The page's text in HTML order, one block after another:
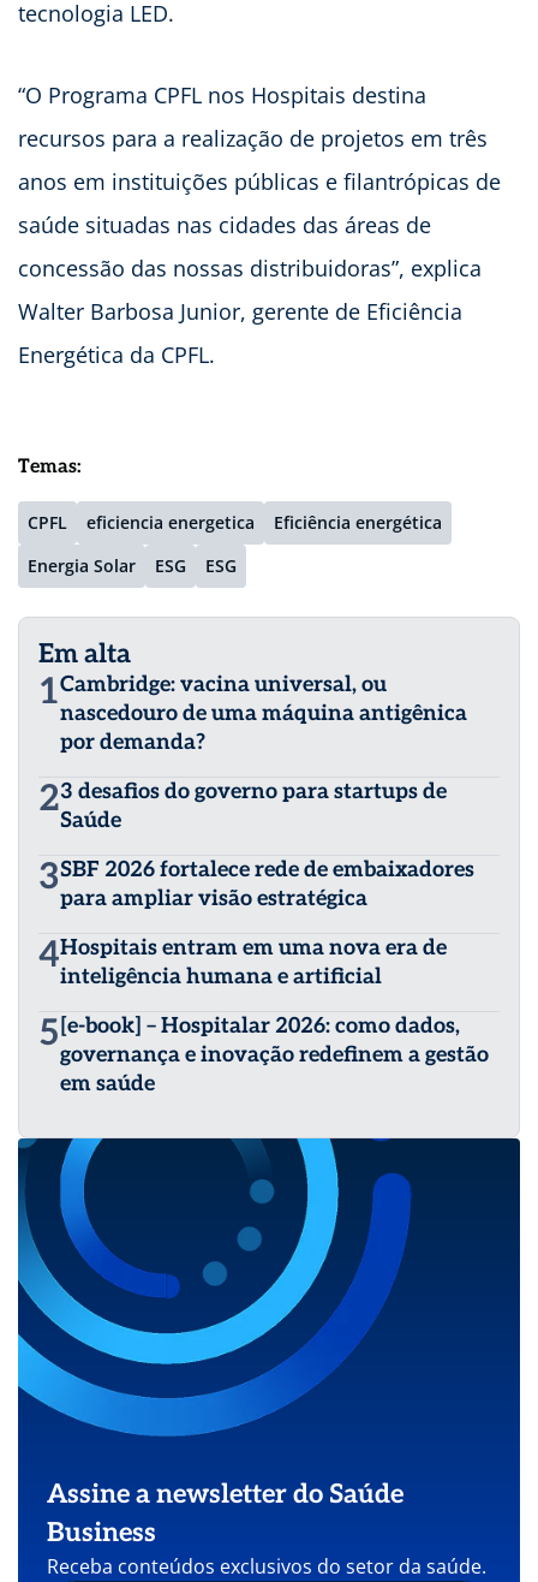
tecnologia LED.
“O Programa CPFL nos Hospitais destina
recursos para a realização de projetos em três
anos em instituições públicas e filantrópicas de
saúde situadas nas cidades das áreas de
concessão das nossas distribuidoras”, explica
Walter Barbosa Junior, gerente de Eficiência
Energética da CPFL.
Temas:
CPFL eficiencia energetica
Eficiência energética
Energia Solar
ESG ESG
Em alta
1Cambridge: vacina universal, ou
nascedouro de uma máquina antigênica
por demanda?
23 desafios do governo para startups de
Saúde
3SBF 2026 fortalece rede de embaixadores
para ampliar visão estratégica
4Hospitais entram em uma nova era de
inteligência humana e artificial
5 [e-book] – Hospitalar 2026: como dados,
governança e inovação redefinem a gestão
em saúde
Assine a newsletter do Saúde
Business
Receba conteúdos exclusivos do setor da saúde.